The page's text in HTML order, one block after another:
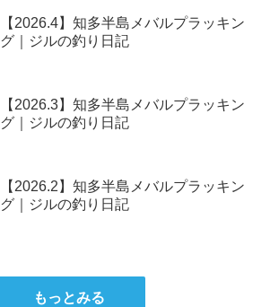
【2026.4】知多半島メバルプラッキン
グ｜ジルの釣り日記
【2026.3】知多半島メバルプラッキン
グ｜ジルの釣り日記
【2026.2】知多半島メバルプラッキン
グ｜ジルの釣り日記
もっとみる